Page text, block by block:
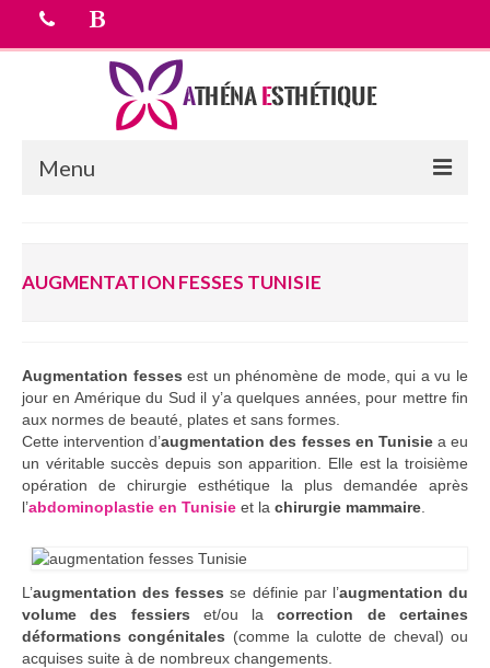
Menu
chirurgie esthetique
Equipe médicale
Tarifs
Devis Gratuit
Blog
AUGMENTATION FESSES TUNISIE
Augmentation fesses est un phénomène de mode, qui a vu le
jour en Amérique du Sud il y’a quelques années, pour mettre fin
aux normes de beauté, plates et sans formes.
Cette intervention d’augmentation des fesses en Tunisiea eu
un véritable succès depuis son apparition. Elle est la troisième
opération de chirurgie esthétique la plus demandée après
l’abdominoplastie en Tunisie et la chirurgie mammaire
L’augmentation des fesses se définie par l’augmentation du
volume des fessiers et/ou lacorrection de certaines
déformations congénitales (comme la culotte de cheval) ou
acquises suite à de nombreux changements.